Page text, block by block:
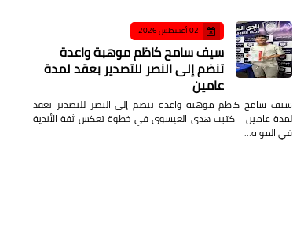
02 أغسطس 2026
سيف سامح كاظم موهبة واعدة
تنضم إلى النصر للتصدير بعقد لمدة
عامين
سيف سامح كاظم موهبة واعدة تنضم إلى النصر للتصدير بعقد
لمدة عامين كتبت هدى العيسوى في خطوة تعكس ثقة الأندية
في المواه…